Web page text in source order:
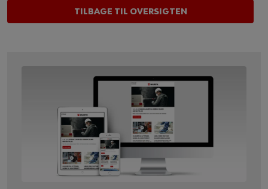
TILBAGE TIL OVERSIGTEN